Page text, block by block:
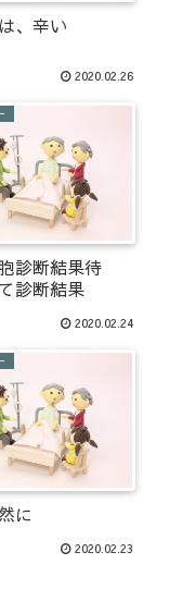
、辛い
2020.02.26
診断結果待
診断結果
2020.02.24
に
2020.02.23